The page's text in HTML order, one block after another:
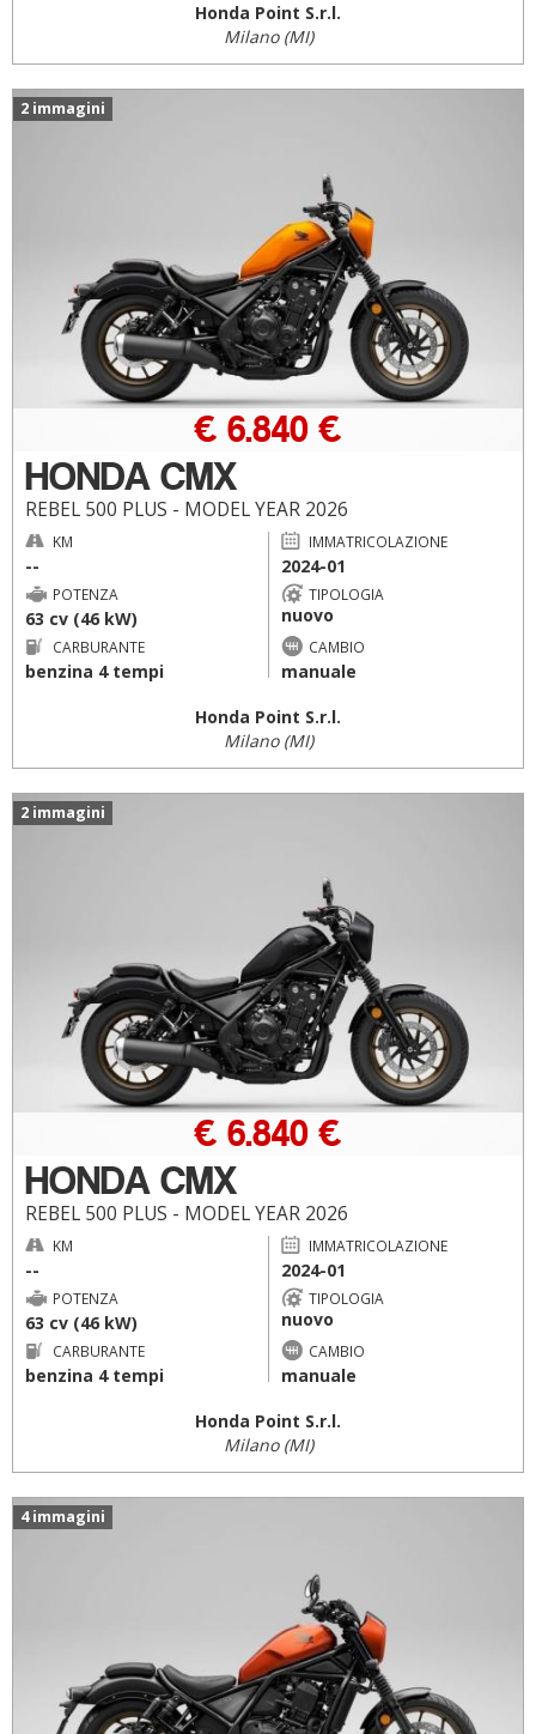
Honda Point S.r.l.
Milano (MI)
2 immagini
HONDA CMX
REBEL 500 PLUS - MODEL YEAR 2026
€ 6.840 €
KM
--
IMMATRICOLAZIONE
2024-01
POTENZA
63 cv (46 kW)
TIPOLOGIA
nuovo
CARBURANTE
benzina 4 tempi
CAMBIO
manuale
Honda Point S.r.l.
Milano (MI)
2 immagini
HONDA CMX
REBEL 500 PLUS - MODEL YEAR 2026
€ 6.840 €
KM
--
IMMATRICOLAZIONE
2024-01
POTENZA
63 cv (46 kW)
TIPOLOGIA
nuovo
CARBURANTE
benzina 4 tempi
CAMBIO
manuale
Honda Point S.r.l.
Milano (MI)
4 immagini